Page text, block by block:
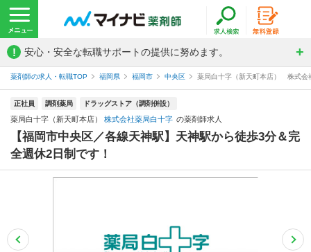
! 安心・安全な転職サポートの提供に努めます。
薬剤師の求人・転職TOP 福岡県 福岡市 中央区 薬局白十字（新天町本店） 株式会
正社員 調剤薬局 ドラッグストア（調剤併設）
薬局白十字（新天町本店） 株式会社薬局白十字 の薬剤師求人
【福岡市中央区／各線天神駅】天神駅から徒歩3分＆完
全週休2日制です！